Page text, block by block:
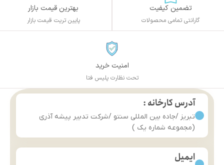
تضمین کیفیت
گارانتی تمامی محصولات
بهترین قیمت بازار
پایین تریت قیمت بازار
امنیت خرید
تحت نظارت پلیس فتا
آدرس کارخانه :
تبریز /جاده بین المللی سنتو /شرکت تدبیر پیشه آذری
(مجموعه شماره یک )
ایمیل